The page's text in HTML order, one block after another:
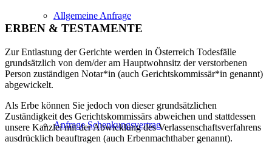
Allgemeine Anfrage
Anfrage Schenkungsvertrag
ERBEN & TESTAMENTE
Zur Entlastung der Gerichte werden in Österreich Todesfälle
grundsätzlich von dem/der am Hauptwohnsitz der verstorbenen
Person zuständigen Notar*in (auch Gerichtskommissär*in genannt)
abgewickelt.
Als Erbe können Sie jedoch von dieser grundsätzlichen
Zuständigkeit des Gerichtskommissärs abweichen und stattdessen
unsere Kanzlei mit der Abwicklung des Verlassenschaftsverfahrens
ausdrücklich beauftragen (auch Erbenmachthaber genannt).